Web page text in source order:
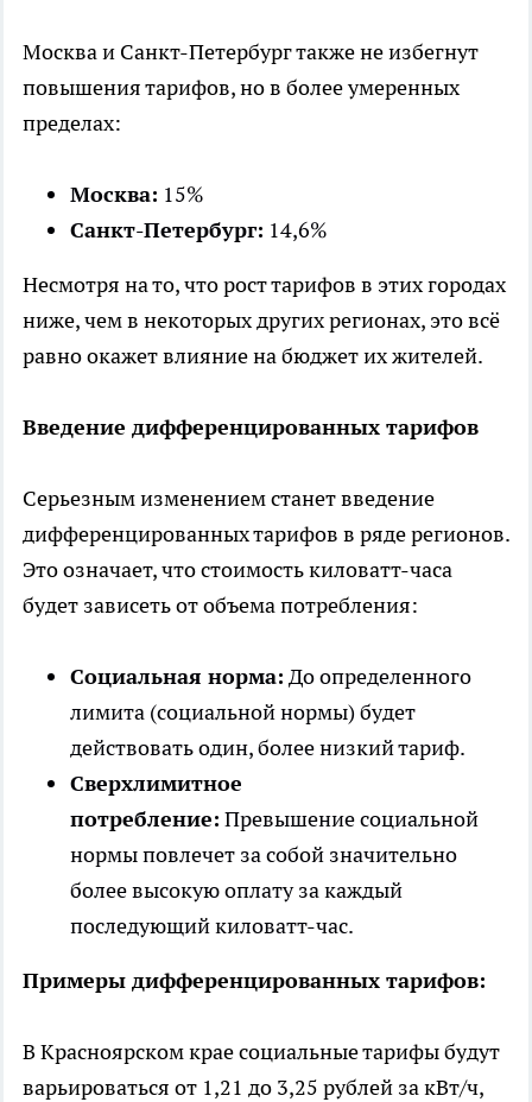
Москва и Санкт-Петербург также не избегнут
повышения тарифов, но в более умеренных
пределах:
Москва: 15%
Санкт-Петербург: 14,6%
Несмотря на то, что рост тарифов в этих городах
ниже, чем в некоторых других регионах, это всё
равно окажет влияние на бюджет их жителей.
Введение дифференцированных тарифов
Серьезным изменением станет введение
дифференцированных тарифов в ряде регионов.
Это означает, что стоимость киловатт-часа
будет зависеть от объема потребления:
Социальная норма: До определенного
лимита (социальной нормы) будет
действовать один, более низкий тариф.
Сверхлимитное
потребление: Превышение социальной
нормы повлечет за собой значительно
более высокую оплату за каждый
последующий киловатт-час.
Примеры дифференцированных тарифов:
В Красноярском крае социальные тарифы будут
варьироваться от 1,21 до 3,25 рублей за кВт/ч,